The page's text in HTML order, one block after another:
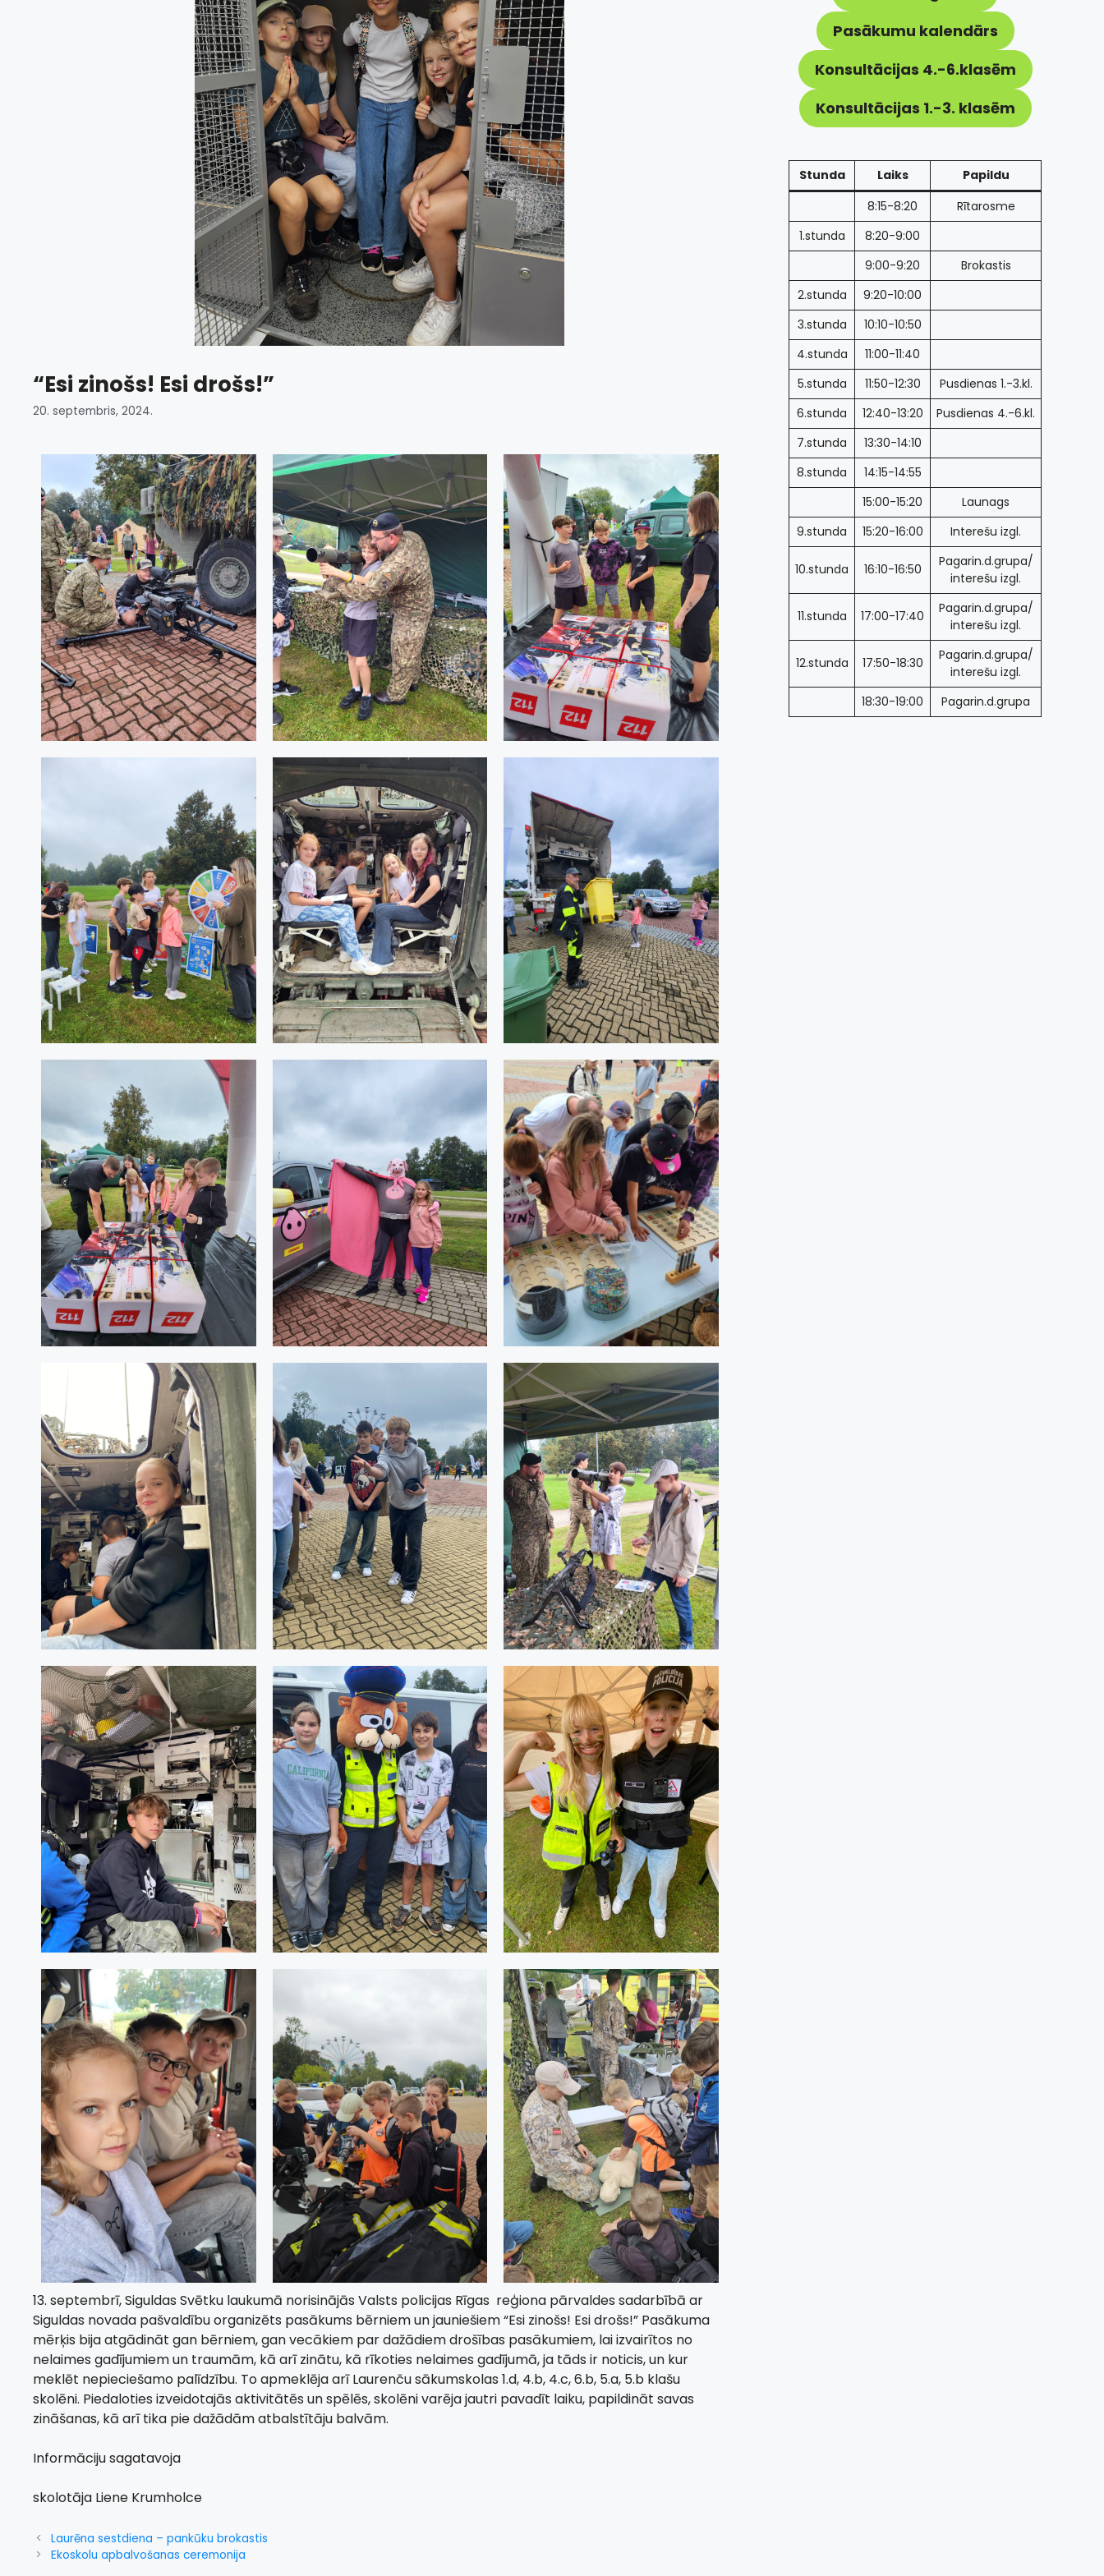
“Esi zinošs! Esi drošs!”
20. septembris, 2024.
13. septembrī, Siguldas Svētku laukumā norisinājās Valsts policijas Rīgas reģiona pārvaldes sadarbībā ar
Siguldas novada pašvaldību organizēts pasākums bērniem un jauniešiem “Esi zinošs! Esi drošs!” Pasākuma
mērķis bija atgādināt gan bērniem, gan vecākiem par dažādiem drošības pasākumiem, lai izvairītos no
nelaimes gadījumiem un traumām, kā arī zinātu, kā rīkoties nelaimes gadījumā, ja tāds ir noticis, un kur
meklēt nepieciešamo palīdzību. To apmeklēja arī Laurenču sākumskolas 1.d, 4.b, 4.c, 6.b, 5.a, 5.b klašu
skolēni. Piedaloties izveidotajās aktivitātēs un spēlēs, skolēni varēja jautri pavadīt laiku, papildināt savas
zināšanas, kā arī tika pie dažādām atbalstītāju balvām.
Informāciju sagatavoja
skolotāja Liene Krumholce
Laurēna sestdiena – pankūku brokastis
Ekoskolu apbalvošanas ceremonija
Pasākumu kalendārs
Konsultācijas 4.-6.klasēm
Konsultācijas 1.-3. klasēm
Stunda Laiks
Papildu
8:15-8:20
Rītarosme
1.stunda
8:20-9:00
9:00-9:20
Brokastis
2.stunda
9:20-10:00
3.stunda
10:10-10:50
4.stunda
11:00-11:40
5.stunda
11:50-12:30
Pusdienas 1.-3.kl.
6.stunda
12:40-13:20
Pusdienas 4.-6.kl.
7.stunda
13:30-14:10
8.stunda
14:15-14:55
15:00-15:20
Launags
9.stunda
15:20-16:00 Interešu izgl.
10.stunda 16:10-16:50
Pagarin.d.grupa/
interešu izgl.
11.stunda 17:00-17:40
Pagarin.d.grupa/
interešu izgl.
12.stunda 17:50-18:30
Pagarin.d.grupa/
interešu izgl.
18:30-19:00
Pagarin.d.grupa